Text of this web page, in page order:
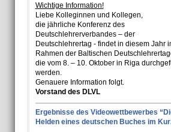
Wichtige Information!
Liebe Kolleginnen und Kollegen,
die jährliche Konferenz des
Deutschlehrerverbandes – der
Deutschlehrertag - findet in diesem Jahr
Rahmen der Baltischen
die vom 8. – 10. Oktober in Riga
werden.
Genauere Information folgt.
Vorstand des DLVL
Ergebnisse des Videowettbewerbes
Helden eines deutschen Buches im